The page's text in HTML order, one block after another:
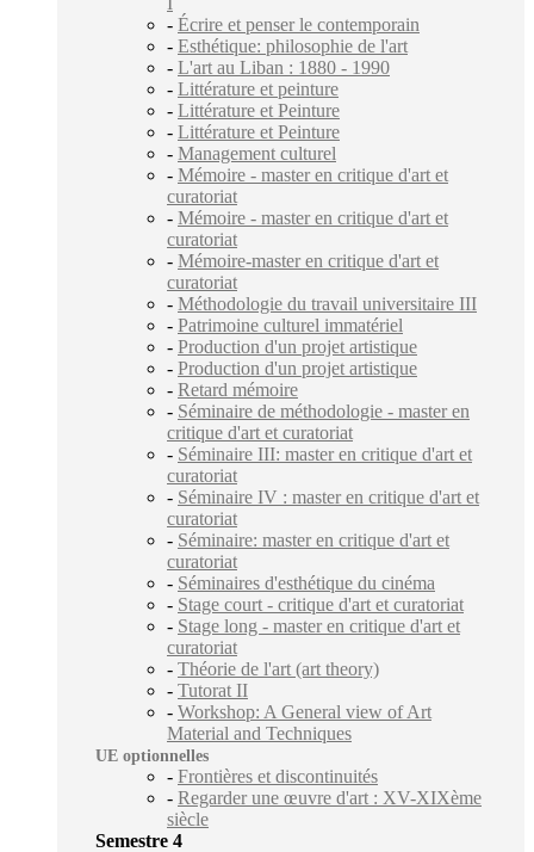
- Écrire et penser le contemporain
- Esthétique: philosophie de l'art
- L'art au Liban : 1880 - 1990
- Littérature et peinture
- Littérature et Peinture
- Littérature et Peinture
- Management culturel
- Mémoire - master en critique d'art et
curatoriat
- Mémoire - master en critique d'art et
curatoriat
- Mémoire-master en critique d'art et
curatoriat
- Méthodologie du travail universitaire III
- Patrimoine culturel immatériel
- Production d'un projet artistique
- Production d'un projet artistique
- Retard mémoire
- Séminaire de méthodologie - master en
critique d'art et curatoriat
- Séminaire III: master en critique d'art et
curatoriat
- Séminaire IV : master en critique d'art et
curatoriat
- Séminaire: master en critique d'art et
curatoriat
- Séminaires d'esthétique du cinéma
- Stage court - critique d'art et curatoriat
- Stage long - master en critique d'art et
curatoriat
- Théorie de l'art (art theory)
- Tutorat II
- Workshop: A General view of Art
Material and Techniques
UE optionnelles
- Frontières et discontinuités
- Regarder une œuvre d'art : XV-XIXème
siècle
Semestre 4